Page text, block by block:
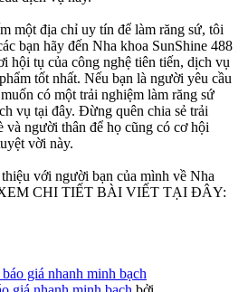
một địa chỉ uy tín để làm răng sứ, tôi
bạn hãy đến Nha khoa SunShine 488
hội tụ của công nghệ tiên tiến, dịch vụ
tốt nhất. Nếu bạn là người yêu cầu
có một trải nghiệm làm răng sứ
vụ tại đây. Đừng quên chia sẻ trải
và người thân để họ cũng có cơ hội
vời này.
với người bạn của mình về Nha
XEM CHI TIẾT BÀI VIẾT TẠI ĐÂY: